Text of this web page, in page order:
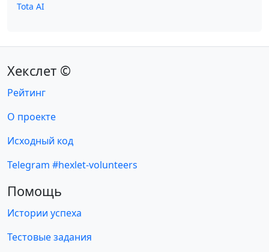
Tota AI
Хекслет ©
Рейтинг
О проекте
Исходный код
Telegram #hexlet-volunteers
Помощь
Истории успеха
Тестовые задания